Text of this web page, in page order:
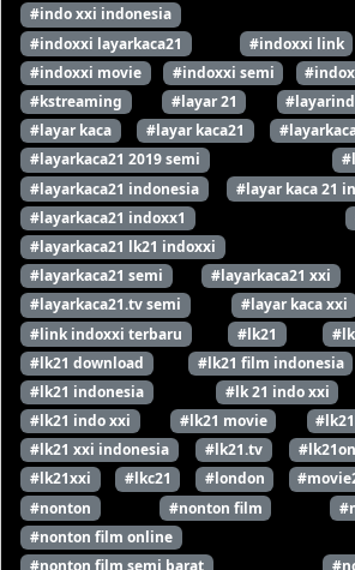
#indo xxi indonesia
#indoxxi layarkaca21
#indoxxi link
#indoxxi movie
#indoxxi semi
#kstreaming
#layar 21
#layar kaca
#layar kaca21
#layarkaca21 2019 semi
#layarkaca21 indonesia
#layar kaca 21
#layarkaca21 indoxx1
#layarkaca21 lk21 indoxxi
#layarkaca21 semi
#layarkaca21 xxi
#layarkaca21.tv semi
#layar kaca xxi
#link indoxxi terbaru
#lk21
#lk21 download
#lk21 film indonesia
#lk21 indonesia
#lk 21 indo xxi
#lk21 indo xxi
#lk21 movie
#lk21 xxi indonesia
#lk21.tv
#lk21xxi
#lkc21 #london
#nonton
#nonton film
#nonton film online
#nonton film semi barat